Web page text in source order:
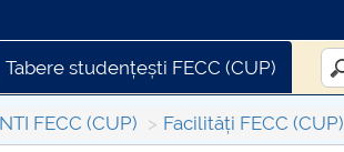
Tabere studențești FECC (CUP)
FECC (CUP) Facilități FECC (CUP)